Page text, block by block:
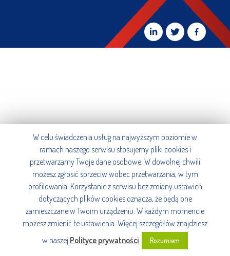
W celu świadczenia usług na najwyższym poziomie w
ramach naszego serwisu stosujemy pliki cookies i
przetwarzamy Twoje dane osobowe. W dowolnej chwili
możesz zgłosić sprzeciw wobec przetwarzania, w tym
profilowania. Korzystanie z serwisu bez zmiany ustawień
dotyczących plików cookies oznacza, że będą one
zamieszczane w Twoim urządzeniu. W każdym momencie
możesz zmienić te ustawienia. Więcej szczegółów znajdziesz
w naszej Polityce prywatności. Rozumiem